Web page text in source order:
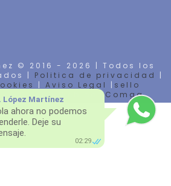
© 2016 - 2026 | Todos los
| Politica de privacidad
|
| Aviso Legal | sello
| Diseño Web porComga
López Martínez
ahora no podemos
Deje su
02:29